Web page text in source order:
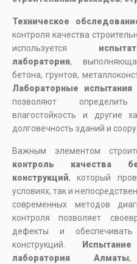
Техническое
контроля качества
используется
лаборатория,
бетона, грунтов,
Лабораторные испытания
позволяют
влагостойкость и другие
долговечность зданий и
Важным элементом
контроль качества
конструкций, который
условиях, так и
современных методов
контроля позволяет
дефекты и обеспечивать
конструкций.
лаборатория Алматы